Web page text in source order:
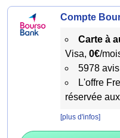
Compte
Carte à
Visa, 0€/
5978
L'offre
réservée
[plus d'infos]